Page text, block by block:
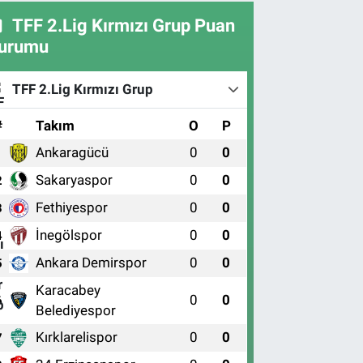
TFF 2.Lig Kırmızı Grup Puan
TFF 2.Lig Kırmızı Grup
Takım O P
Ankaragücü 0 0
Sakaryaspor 0 0
Fethiyespor 0 0
İnegölspor 0 0
Ankara Demirspor 0 0
Karacabey
Belediyespor
0 0
Kırklarelispor 0 0